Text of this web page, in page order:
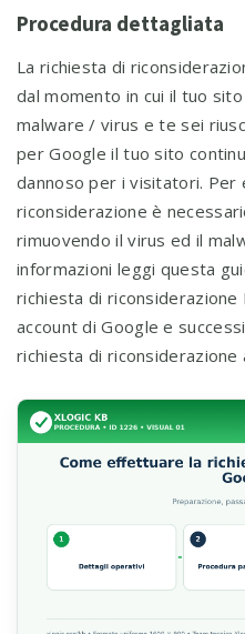
Procedura dettagliata
La richiesta di
dal momento in cui il tuo
malware / virus e te sei
per Google il tuo sito
dannoso per i visitatori.
riconsiderazione è
rimuovendo il virus ed il
informazioni leggi questa
richiesta di riconsiderazione
account di Google e
richiesta di riconsiderazione